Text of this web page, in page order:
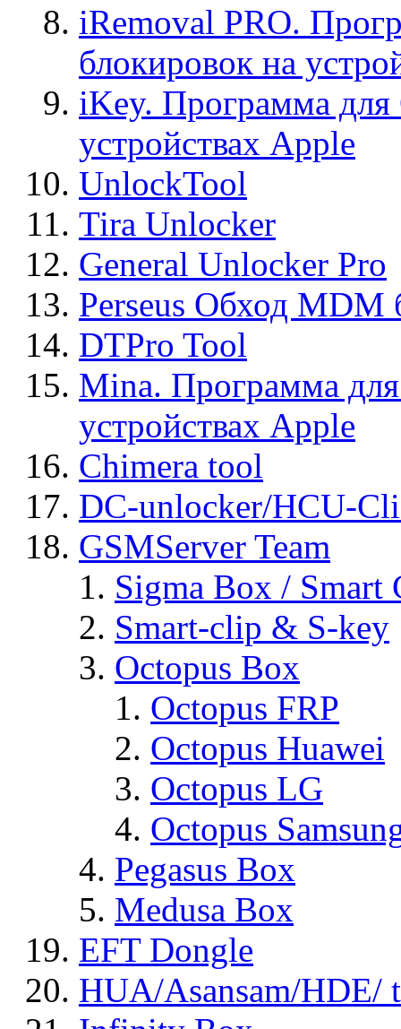
iRemoval PRO.
блокировок на
iKey. Программа для
устройствах Apple
UnlockTool
Tira Unlocker
General Unlocker Pro
Perseus Обход MDM
DTPro Tool
Mina. Программа
устройствах Apple
Chimera tool
DC-unlocker/HCU-
GSMServer Team
Sigma Box / Smart
Smart-clip & S-key
Octopus Box
Octopus FRP
Octopus Huawei
Octopus LG
Octopus
Pegasus Box
Medusa Box
EFT Dongle
HUA/Asansam/HDE/